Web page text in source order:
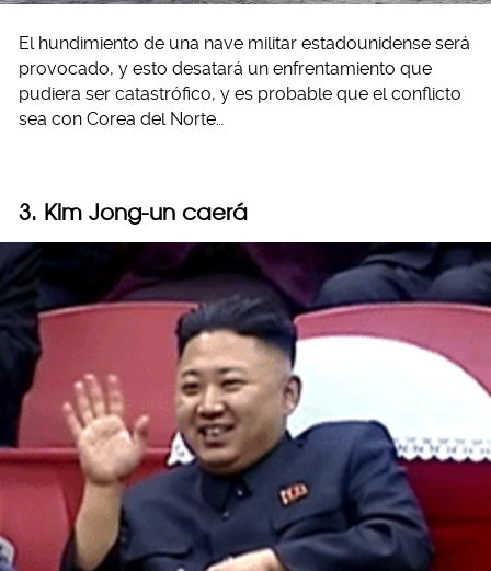
El hundimiento de una nave militar estadounidense será
provocado, y esto desatará un enfrentamiento que
pudiera ser catastrófico, y es probable que el conflicto
sea con Corea del Norte…
3. Kim Jong-un caerá